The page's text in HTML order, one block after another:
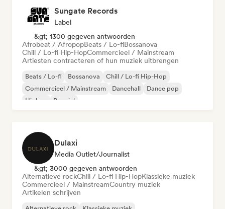
Sungate Records
Label
&gt; 1300 gegeven antwoorden
Afrobeat / AfropopBeats / Lo-fiBossanova
Chill / Lo-fi Hip-HopCommercieel / Mainstream
Artiesten contracteren of hun muziek uitbrengen
Beats / Lo-fi Bossanova
Chill / Lo-fi Hip-Hop
Commercieel / Mainstream
Dancehall
Dance pop
Hiphop
Popziel
Dulaxi
Media Outlet/Journalist
&gt; 3000 gegeven antwoorden
Alternatieve rockChill / Lo-fi Hip-HopKlassieke muziek
Commercieel / MainstreamCountry muziek
Artikelen schrijven